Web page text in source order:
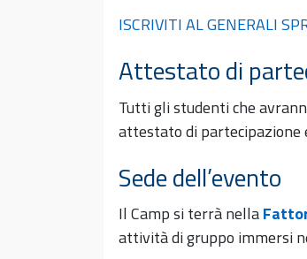
ISCRIVITI AL GENERALI
Attestato di
Tutti gli studenti che
attestato di partecipazione
Sede dell’evento
Il Camp si terrà nella
attività di gruppo immersi